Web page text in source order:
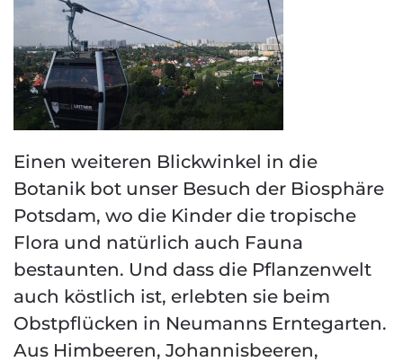
Einen weiteren Blickwinkel in die
Botanik bot unser Besuch der Biosphäre
Potsdam, wo die Kinder die tropische
Flora und natürlich auch Fauna
bestaunten. Und dass die Pflanzenwelt
auch köstlich ist, erlebten sie beim
Obstpflücken in Neumanns Erntegarten.
Aus Himbeeren, Johannisbeeren,